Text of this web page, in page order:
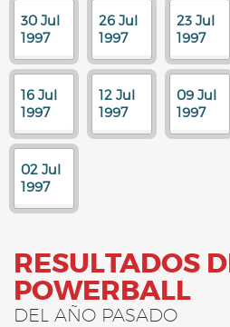
30 Jul
1997
26 Jul
1997
23 Jul
1997
16 Jul
1997
12 Jul
1997
09 Jul
1997
02 Jul
1997
RESULTADOS
POWERBALL
DEL AÑO PASADO